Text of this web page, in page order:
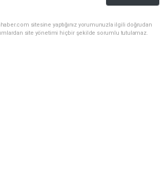
sitesine yaptığınız yorumunuzla ilgili doğrudan
site yönetimi hiçbir şekilde sorumlu tutulamaz.